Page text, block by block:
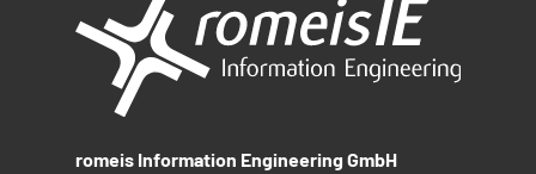
romeis Information Engineering GmbH